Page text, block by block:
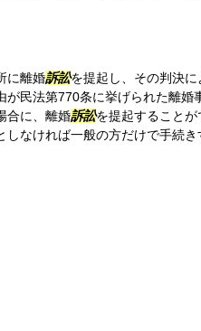
に離婚訴訟を提起し、その判決
が民法第770条に挙げられた離婚
合に、離婚訴訟を提起すること
しなければ一般の方だけで手続き